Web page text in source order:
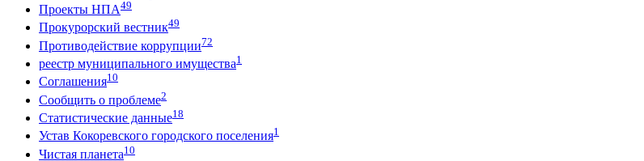
Проекты НПА49
Прокурорский вестник49
Противодействие коррупции72
реестр муниципального имущества1
Соглашения10
Сообщить о проблеме2
Статистические данные18
Устав Кокоревского городского поселения1
Чистая планета10